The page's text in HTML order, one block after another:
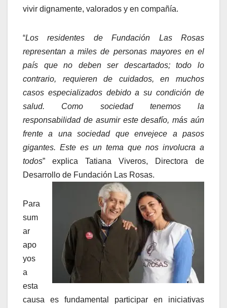
vivir dignamente, valorados y en compañía.
“Los residentes de Fundación Las Rosas
representan a miles de personas mayores en el
país que no deben ser descartados; todo lo
contrario, requieren de cuidados, en muchos
casos especializados debido a su condición de
salud. Como sociedad tenemos la
responsabilidad de asumir este desafío, más aún
frente a una sociedad que envejece a pasos
gigantes. Este es un tema que nos involucra a
todos” explica Tatiana Viveros, Directora de
Desarrollo de Fundación Las Rosas.
Para
sum
ar
apo
yos
a
esta
causa es fundamental participar en iniciativas